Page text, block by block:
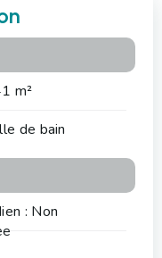
m²
de bain
: Non